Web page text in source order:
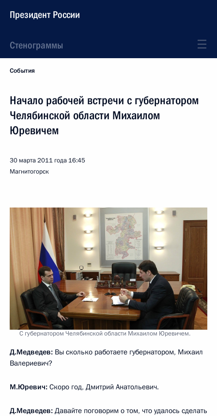
Президент России
Стенограммы
События
Начало рабочей встречи с губернатором
Челябинской области Михаилом
Юревичем
30 марта 2011 года 16:45
Магнитогорск
С губернатором Челябинской области Михаилом Юревичем.
Д.Медведев: Вы сколько работаете губернатором, Михаил
Валериевич?
М.Юревич: Скоро год, Дмитрий Анатольевич.
Д.Медведев: Давайте поговорим о том, что удалось сделать